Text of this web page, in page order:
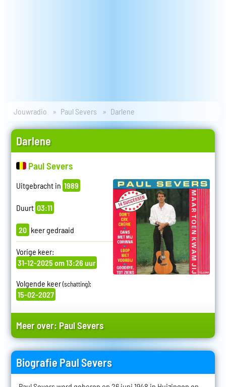
Jouwradio Paul Severs Darlene
Darlene
Paul Severs
Uitgebracht in 1989
Duurt 03:11
20 keer gedraaid
Vorige keer:
31-12-2025 om 13:26 uur
Volgende keer(schatting):
15-02-2027
Meer over: Paul Severs
Biografie Paul Severs